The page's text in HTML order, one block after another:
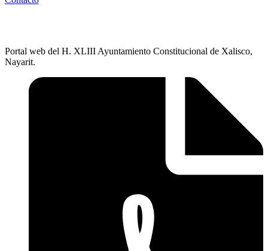
Portal web del H. XLIII Ayuntamiento Constitucional de Xalisco,
Nayarit.